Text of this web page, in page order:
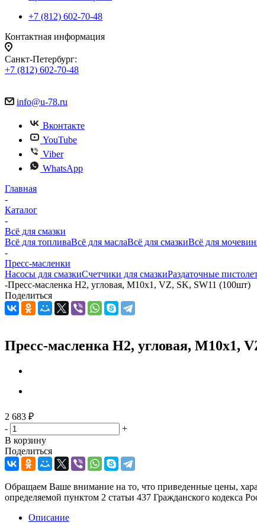
+7 (812) 602-70-48
Контактная информация
Санкт-Петербург:
+7 (812) 602-70-48
info@u-78.ru
Вконтакте
YouTube
Viber
WhatsApp
Главная
-
Каталог
-
Всё для смазки
Всё для топливаВсё для маслаВсё для смазкиВсё для
-
Пресс-масленки
Насосы для смазкиСчетчики для смазкиРаздаточные
-Пресс-масленка H2, угловая, M10x1, VZ, SK, SW11 (100шт)
Поделиться
Пресс-масленка H2, угловая, M10x1,
2 683 ₽
-
+
В корзину
Поделиться
Обращаем Ваше внимание на то, что приведенные цены,
определяемой пунктом 2 статьи 437 Гражданского кодекса
Описание